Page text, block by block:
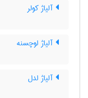
آلیاژ کولر
آلیاژ لوچسنه
آلیاژ لدل